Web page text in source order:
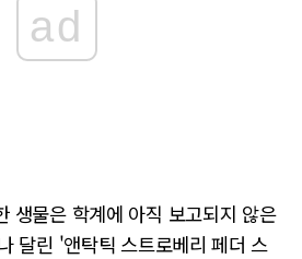
ad
생물은 학계에 아직 보고되지 않은
달린 '앤탁틱 스트로베리 페더 스